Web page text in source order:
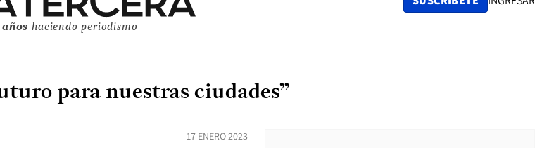
años haciendo periodismo
para nuestras ciudades”
17 ENERO 2023